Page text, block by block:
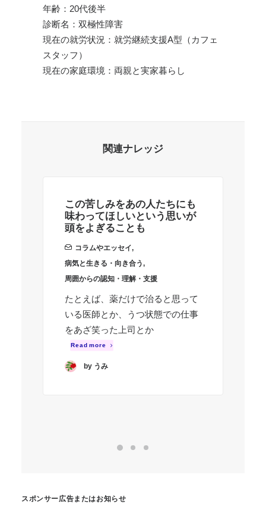
年齢：20代後半
診断名：双極性障害
現在の就労状況：就労継続支援A型（カフェ
スタッフ）
現在の家庭環境：両親と実家暮らし
関連ナレッジ
この苦しみをあの人たちにも
味わってほしいという思いが
頭をよぎることも
コラムやエッセイ,
病気と生きる・向き合う,
周囲からの認知・理解・支援
たとえば、薬だけで治ると思って
いる医師とか、うつ状態での仕事
をあざ笑った上司とか
Read more
by うみ
スポンサー広告またはお知らせ